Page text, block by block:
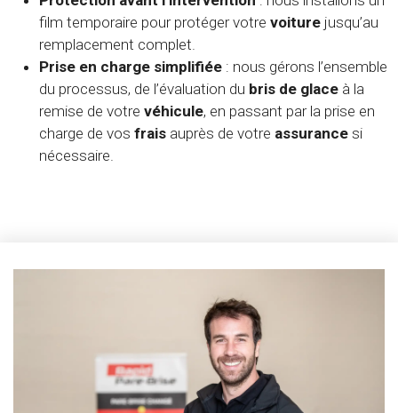
film temporaire pour protéger votre voiture jusqu’au
remplacement complet.
Prise en charge simplifiée : nous gérons l’ensemble
du processus, de l’évaluation du bris de glace à la
remise de votre véhicule, en passant par la prise en
charge de vos frais auprès de votre assurance si
nécessaire.